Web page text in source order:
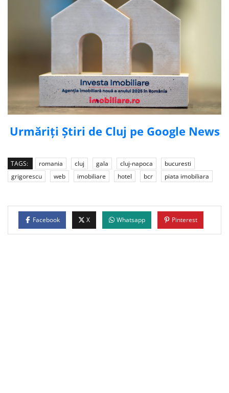
Urmăriți Știri de Cluj pe Google News
TAGS: romania cluj gala cluj-napoca
bucuresti
grigorescu
web imobiliare hotel bcr piata imobiliara
Facebook X Whatsapp Pinterest